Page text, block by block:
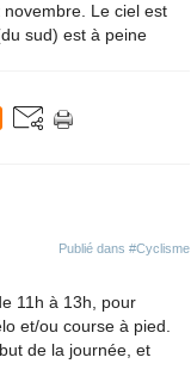
Le ciel est
sud) est à peine
Publié dans #Cyclisme
11h à 13h, pour
et/ou course à pied.
de la journée, et